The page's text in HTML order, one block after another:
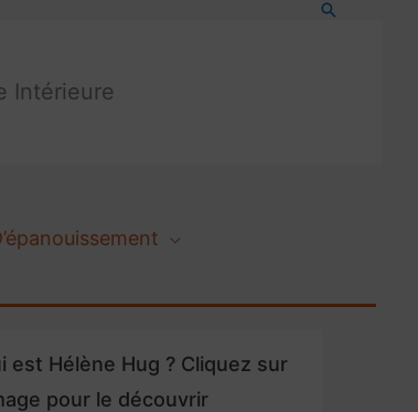
Intérieure
est Hélène Hug ? Cliquez sur
pour le découvrir